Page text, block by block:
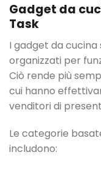
Gadget da
Task
I gadget da cucina
organizzati per
Ciò rende più
cui hanno
venditori di
Le categorie
includono: